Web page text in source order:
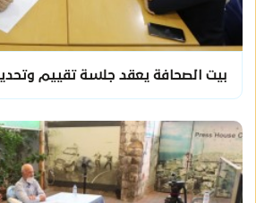
بيت الصحافة يعقد جلسة تقييم